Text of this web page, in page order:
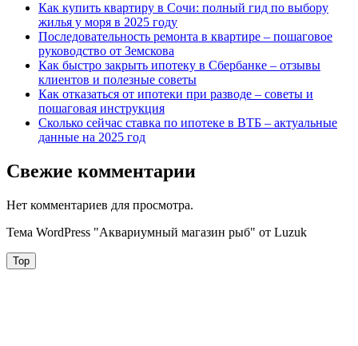
Как купить квартиру в Сочи: полный гид по выбору
жилья у моря в 2025 году
Последовательность ремонта в квартире – пошаговое
руководство от Земскова
Как быстро закрыть ипотеку в Сбербанке – отзывы
клиентов и полезные советы
Как отказаться от ипотеки при разводе – советы и
пошаговая инструкция
Сколько сейчас ставка по ипотеке в ВТБ – актуальные
данные на 2025 год
Свежие комментарии
Нет комментариев для просмотра.
Тема WordPress "Аквариумный магазин рыб" от Luzuk
Top